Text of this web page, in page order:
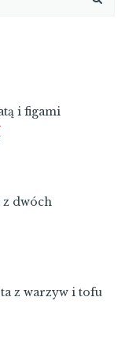
i figami
z dwóch
z warzyw i tofu